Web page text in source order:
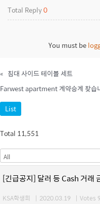
Total Reply0
You must be
« 침대 사이드 테이블 세트
Farwest apartment 계약승계 찾습
List
Total 11,551
[긴급공지] 달러 등 Cash 거래
KSA학생회 | 2020.03.19 | Votes 9